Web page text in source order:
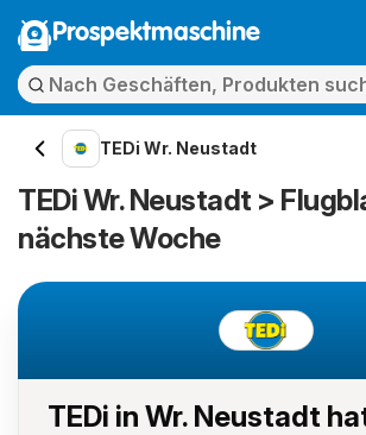
Prospektmaschine
TEDi Wr. Neustadt
TEDi Wr. Neustadt >
nächste Woche
TEDi in Wr. Neustadt